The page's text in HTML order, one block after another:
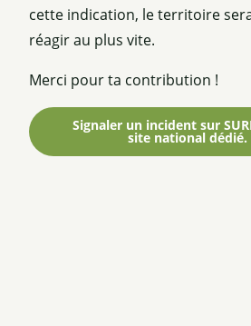
cette indication, le territoire
réagir au plus vite.
Merci pour ta contribution !
Signaler un incident sur
site national dédié.